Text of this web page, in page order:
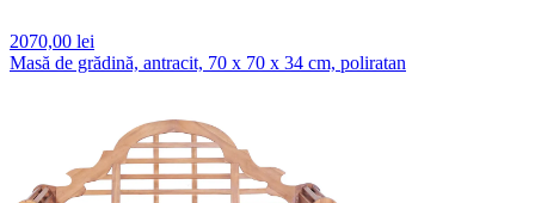
2070,00 lei
Masă de grădină, antracit, 70 x 70 x 34 cm, poliratan